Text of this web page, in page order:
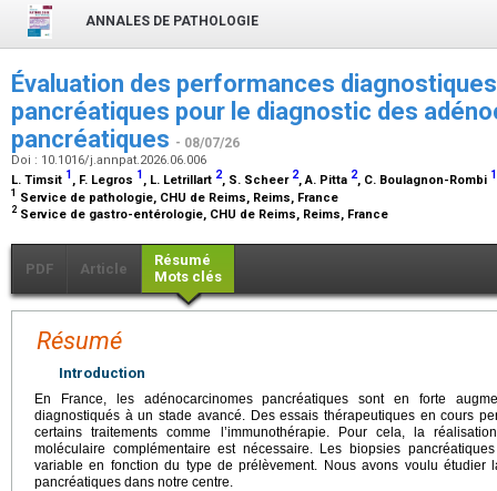
ANNALES DE PATHOLOGIE
Évaluation des performances
pancréatiques pour le diagnostic des
pancréatiques - 08/07/26
Doi : 10.1016/j.annpat.2026.06.006
L. Timsit 1 , F. Legros 1 , L. Letrillart 2, S. Scheer 2, A. Pitta 2, C. Boulagnon-Rombi 1
1 Service de pathologie, CHU de Reims, Reims, France
2 Service de gastro-entérologie, CHU de Reims, Reims, France
PDF Article
Résumé
Mots clés
Résumé
Introduction
En France, les adénocarcinomes pancréatiques sont en forte
diagnostiqués à un stade avancé. Des essais thérapeutiques en cours
certains traitements comme l’immunothérapie. Pour cela, la
moléculaire complémentaire est nécessaire. Les biopsies
variable en fonction du type de prélèvement. Nous avons voulu étudier
pancréatiques dans notre centre.